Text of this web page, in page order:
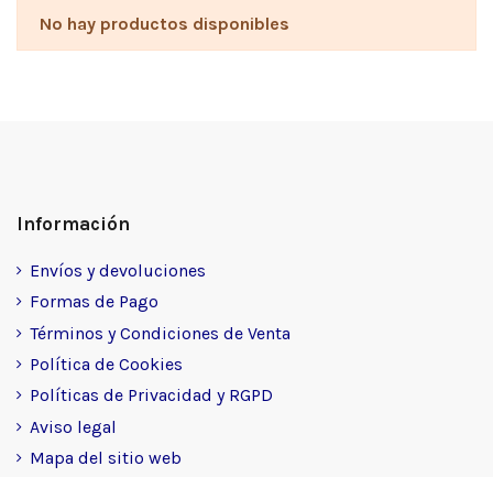
No hay productos disponibles
Información
Envíos y devoluciones
Formas de Pago
Términos y Condiciones de Venta
Política de Cookies
Políticas de Privacidad y RGPD
Aviso legal
Mapa del sitio web